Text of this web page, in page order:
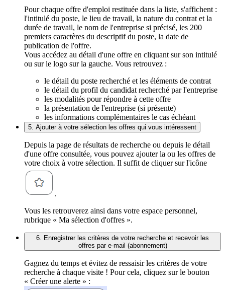
Pour chaque offre d'emploi restituée dans la liste, s'affichent :
l'intitulé du poste, le lieu de travail, la nature du contrat et la
durée de travail, le nom de l'entreprise si précisé, les 200
premiers caractères du descriptif du poste, la date de
publication de l'offre.
Vous accédez au détail d'une offre en cliquant sur son intitulé
ou sur le logo sur la gauche. Vous retrouvez :
le détail du poste recherché et les éléments de contrat
le détail du profil du candidat recherché par l'entreprise
les modalités pour répondre à cette offre
la présentation de l'entreprise (si présente)
les informations complémentaires le cas échéant
5. Ajouter à votre sélection les offres qui vous intéressent
Depuis la page de résultats de recherche ou depuis le détail
d'une offre consultée, vous pouvez ajouter la ou les offres de
votre choix à votre sélection. Il suffit de cliquer sur l'icône
.
Vous les retrouverez ainsi dans votre espace personnel,
rubrique « Ma sélection d'offres ».
6. Enregistrer les critères de votre recherche et recevoir les
offres par e-mail (abonnement)
Gagnez du temps et évitez de ressaisir les critères de votre
recherche à chaque visite ! Pour cela, cliquez sur le bouton
« Créer une alerte » :